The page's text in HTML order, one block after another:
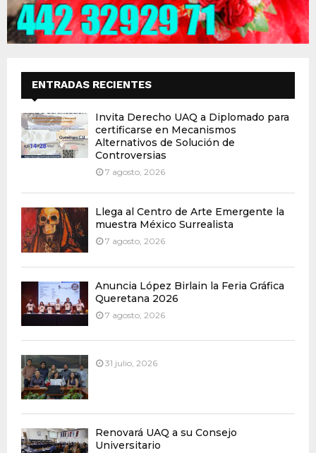
ENTRADAS RECIENTES
Invita Derecho UAQ a Diplomado para
certificarse en Mecanismos
Alternativos de Solución de
Controversias
7 agosto, 2026
Llega al Centro de Arte Emergente la
muestra México Surrealista
7 agosto, 2026
Anuncia López Birlain la Feria Gráfica
Queretana 2026
7 agosto, 2026
31 julio, 2026
Renovará UAQ a su Consejo
Universitario